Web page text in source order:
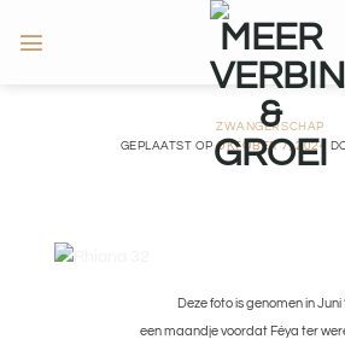
naar
ZWANGERSCHAP
GEPLAATST OPOKTOBER 7, 2024
Deze foto is genomen in Juni
een maandje voordat Féya ter